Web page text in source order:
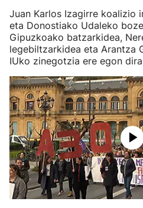
Juan Karlos Izagirre koalizio
eta Donostiako Udaleko
Gipuzkoako batzarkidea,
legebiltzarkidea eta Arantza
IUko zinegotzia ere egon